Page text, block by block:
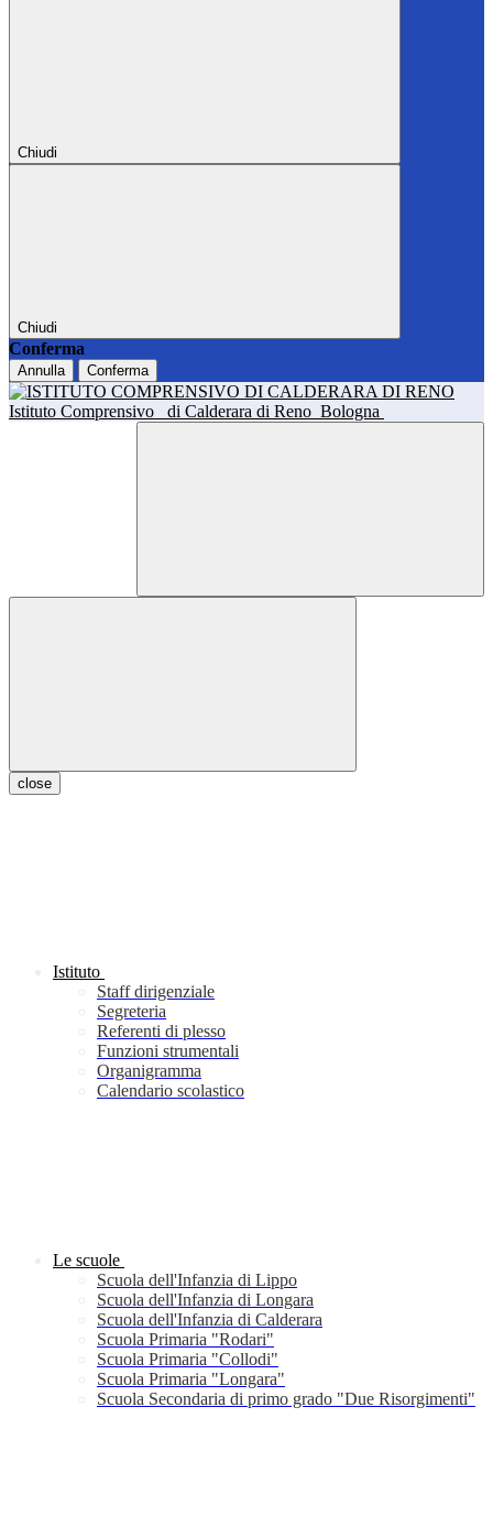
Chiudi
Chiudi
Conferma
Annulla Conferma
Istituto Comprensivo di Calderara di Reno Bologna
close
Istituto
Staff dirigenziale
Segreteria
Referenti di plesso
Funzioni strumentali
Organigramma
Calendario scolastico
Le scuole
Scuola dell'Infanzia di Lippo
Scuola dell'Infanzia di Longara
Scuola dell'Infanzia di Calderara
Scuola Primaria "Rodari"
Scuola Primaria "Collodi"
Scuola Primaria "Longara"
Scuola Secondaria di primo grado "Due Risorgimenti"